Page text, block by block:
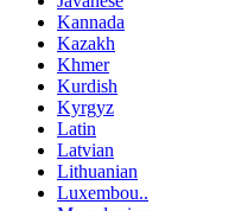
Kannada
Kazakh
Khmer
Kurdish
Kyrgyz
Latin
Latvian
Lithuanian
Luxembou..